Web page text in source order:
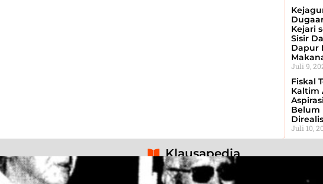
Kejari
Sisir
Dapur
Juli 9,
Fiskal
Kaltim
Belum
Juli 10,
Klausapedia